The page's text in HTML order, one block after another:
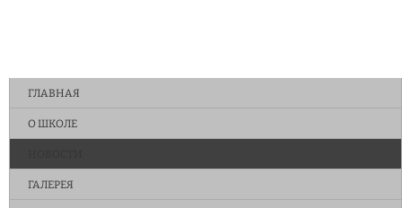
ГЛАВНАЯ
О ШКОЛЕ
ГАЛЕРЕЯ